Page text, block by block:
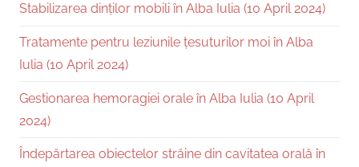
Stabilizarea dinților mobili în Alba Iulia (10 April 2024)
Tratamente pentru leziunile țesuturilor moi în Alba
Iulia (10 April 2024)
Gestionarea hemoragiei orale în Alba Iulia (10 April
2024)
Îndepărtarea obiectelor străine din cavitatea orală în